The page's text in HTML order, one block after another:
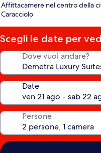
Affittacamere nel centro della
Caracciolo
Scegli le date per
Dove vuoi andare?
Date
Persone